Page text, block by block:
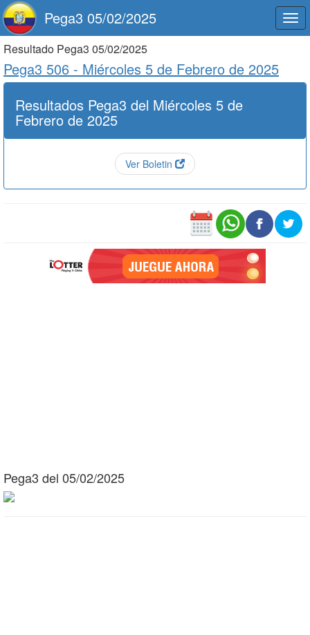
Pega3 05/02/2025
Resultado Pega3 05/02/2025
Pega3 506 - Miércoles 5 de Febrero de 2025
Resultados Pega3 del Miércoles 5 de
Febrero de 2025
Ver Boletin
Pega3 del 05/02/2025